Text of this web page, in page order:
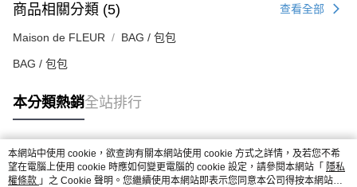
商品相關分類 (5) 查看全部
Maison de FLEUR BAG / 包包
BAG / 包包
本分類熱銷全站排行
熱門標籤
本網站中使用 cookie，欲查詢有關本網站使用 cookie 方式之詳情，及若您不希
望在電腦上使用 cookie 時應如何變更電腦的 cookie 設定，請參閱本網站「 隱私
權條款 」之 Cookie 聲明。您繼續使用本網站即表示您同意本公司得按本網站使